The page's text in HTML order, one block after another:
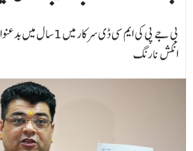
بی جے پی کی ایم سی ڈی
انکش نارنگ